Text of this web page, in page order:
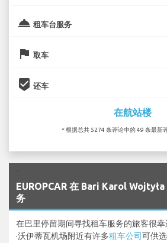
room_service 租车台服务
flag 取车
beenhere 还车
在航站楼
* 根据总共 5274 条评论中的 49 条最新
EUROPCAR 在 Bari Karol
务
在巴里停留期间寻找租车服务的旅客很
·沃伊蒂瓦机场附近有许多租车公司可供